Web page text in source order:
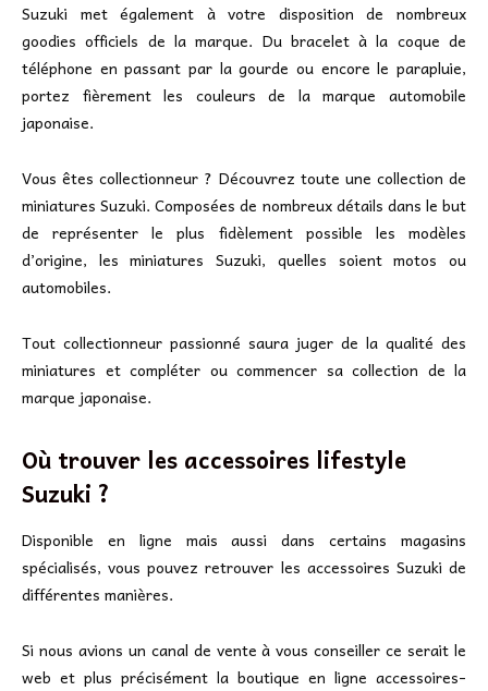
Suzuki met également à votre disposition de nombreux
goodies officiels de la marque. Du bracelet à la coque de
téléphone en passant par la gourde ou encore le parapluie,
portez fièrement les couleurs de la marque automobile
japonaise.
Vous êtes collectionneur ? Découvrez toute une collection de
miniatures Suzuki. Composées de nombreux détails dans le but
de représenter le plus fidèlement possible les modèles
d’origine, les miniatures Suzuki, quelles soient motos ou
automobiles.
Tout collectionneur passionné saura juger de la qualité des
miniatures et compléter ou commencer sa collection de la
marque japonaise.
Où trouver les accessoires lifestyle
Suzuki ?
Disponible en ligne mais aussi dans certains magasins
spécialisés, vous pouvez retrouver les accessoires Suzuki de
différentes manières.
Si nous avions un canal de vente à vous conseiller ce serait le
web et plus précisément la boutique en ligne accessoires-